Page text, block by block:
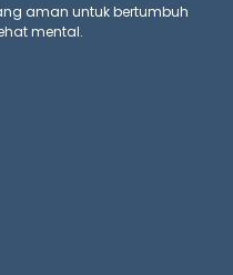
aman untuk bertumbuh
mental.